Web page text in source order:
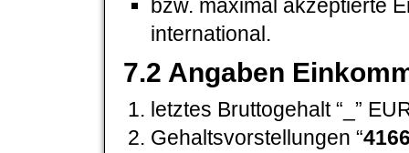
bzw. maximal akzeptierte
international.
7.2 Angaben
letztes Bruttogehalt “_”
Gehaltsvorstellungen “